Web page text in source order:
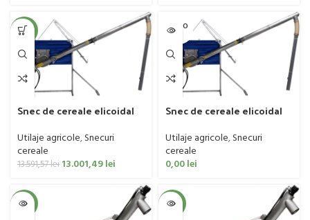
-4%
Snec de cereale elicoidal
galvanizat, regulator ulei
Utilaje agricole,Snecuri
cereale
13.591,57lei 13.001,49lei
SOLD O
UT
Snec de cereale elicoidal
inox, regulator ulei
Utilaje agricole,Snecuri
cereale
0,00lei
-4% -4%